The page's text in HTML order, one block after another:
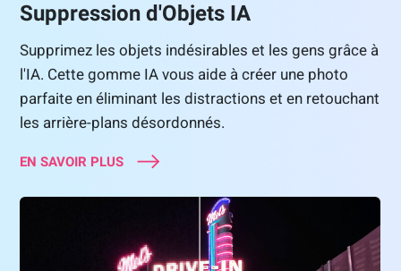
Suppression d'Objets IA
Supprimez les objets indésirables et les gens grâce à
l'IA. Cette gomme IA vous aide à créer une photo
parfaite en éliminant les distractions et en retouchant
les arrière-plans désordonnés.
EN SAVOIR PLUS